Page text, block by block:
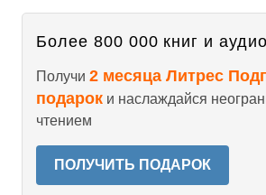
Более 800 000 книг и
Получи 2 месяца Литрес
подарок и наслаждайся
чтением
ПОЛУЧИТЬ ПОДАРОК